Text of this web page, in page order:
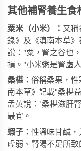
其他補腎養生食
粟米（小米）： 又稱
錄》及《滇南本草
說："粟，腎之谷也
損。"小米粥是腎虛
桑椹： 俗稱桑果，性
南本草》記載"桑椹
孟英說："桑椹滋肝
最宜。
蝦子： 性溫味甘鹹，
虛弱、腎陽不足所